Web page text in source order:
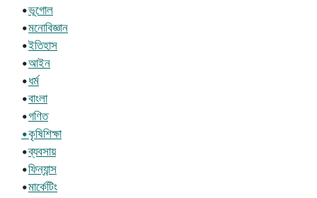
•ভূগোল
•মনোবিজ্ঞান
•ইতিহাস
•আইন
•ধর্ম
•বাংলা
•গণিত
•কৃষিশিক্ষা
•ব্যবসায়
•ফিন্যান্স
•মার্কেটিং